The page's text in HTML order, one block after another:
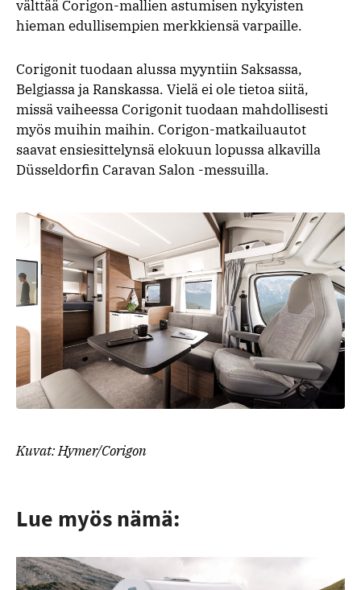
välttää Corigon-mallien astumisen nykyisten
hieman edullisempien merkkiensä varpaille.
Corigonit tuodaan alussa myyntiin Saksassa,
Belgiassa ja Ranskassa. Vielä ei ole tietoa siitä,
missä vaiheessa Corigonit tuodaan mahdollisesti
myös muihin maihin. Corigon-matkailuautot
saavat ensiesittelynsä elokuun lopussa alkavilla
Düsseldorfin Caravan Salon -messuilla.
Kuvat: Hymer/Corigon
Lue myös nämä: